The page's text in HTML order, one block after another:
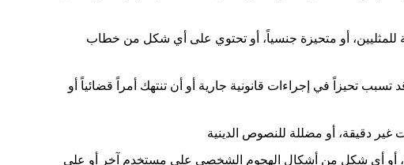
للمثليين، أو متحيزة جنسياً، أو تحتوي على أي شكل من خطاب
قد تسبب تحيزاً في إجراءات قانونية جارية أو أن تنتهك أمراً قضائياً أو
أو أي شكل من أشكال الهجوم الشخصي على مستخدم آخر أو على